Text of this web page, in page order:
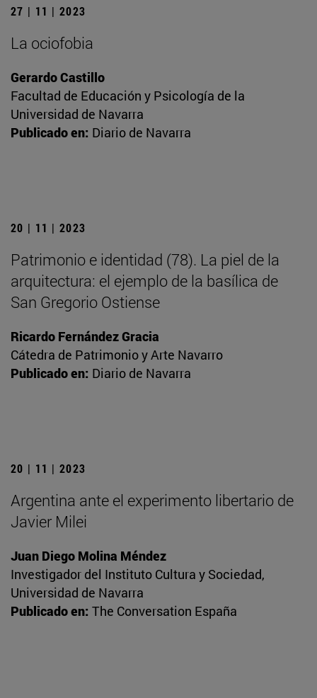
27 | 11 | 2023
La ociofobia
Gerardo Castillo
Facultad de Educación y Psicología de la
Universidad de Navarra
Publicado en: Diario de Navarra
20 | 11 | 2023
Patrimonio e identidad (78). La piel de la
arquitectura: el ejemplo de la basílica de
San Gregorio Ostiense
Ricardo Fernández Gracia
Cátedra de Patrimonio y Arte Navarro
Publicado en: Diario de Navarra
20 | 11 | 2023
Argentina ante el experimento libertario de
Javier Milei
Juan Diego Molina Méndez
Investigador del Instituto Cultura y Sociedad,
Universidad de Navarra
Publicado en: The Conversation España